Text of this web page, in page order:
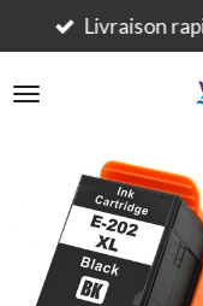
Passer
au
contenu
Livraison